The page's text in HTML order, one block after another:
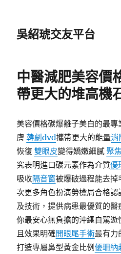
吳紹琥交友平台
中醫減肥美容價
帶更大的堆高機
美容價格碳爆離子美白的最
膚韓劇dvd攜帶更大的能量消
恢復雙眼皮變得嬌嫩細膩聚
究表明進口碳元素作為介質優
吸收隔音窗被爆破過程能去
次更多角色扮演勞檢局合格認
及技術，提供病患最優質的
你最安心無負擔的沖繩自駕
且效果明確開眼尾手術最有力
打造專屬鼻型黃金比例優珊納